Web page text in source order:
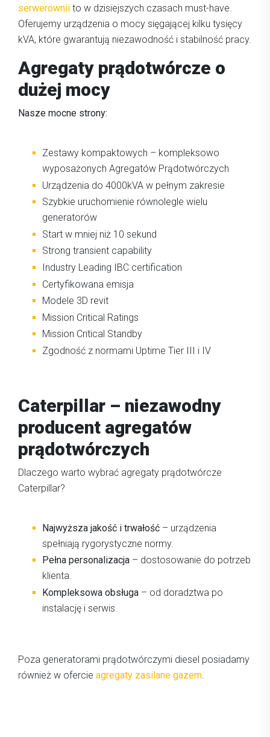
serwerownii to w dzisiejszych czasach must-have.
Oferujemy urządzenia o mocy sięgającej kilku tysięcy
kVA, które gwarantują niezawodność i stabilność pracy.
Agregaty prądotwórcze o
dużej mocy
Nasze mocne strony:
Zestawy kompaktowych – kompleksowo
wyposażonych Agregatów Prądotwórczych
Urządzenia do 4000kVA w pełnym zakresie
Szybkie uruchomienie równolegle wielu
generatorów
Start w mniej niż 10 sekund
Strong transient capability
Industry Leading IBC certification
Certyfikowana emisja
Modele 3D revit
Mission Critical Ratings
Mission Critical Standby
Zgodność z normami Uptime Tier III i IV
Caterpillar – niezawodny
producent agregatów
prądotwórczych
Dlaczego warto wybrać agregaty prądotwórcze
Caterpillar?
Najwyższa jakość i trwałość – urządzenia
spełniają rygorystyczne normy.
Pełna personalizacja – dostosowanie do potrzeb
klienta.
Kompleksowa obsługa – od doradztwa po
instalację i serwis.
Poza generatorami prądotwórczymi diesel posiadamy
również w ofercie agregaty zasilane gazem.